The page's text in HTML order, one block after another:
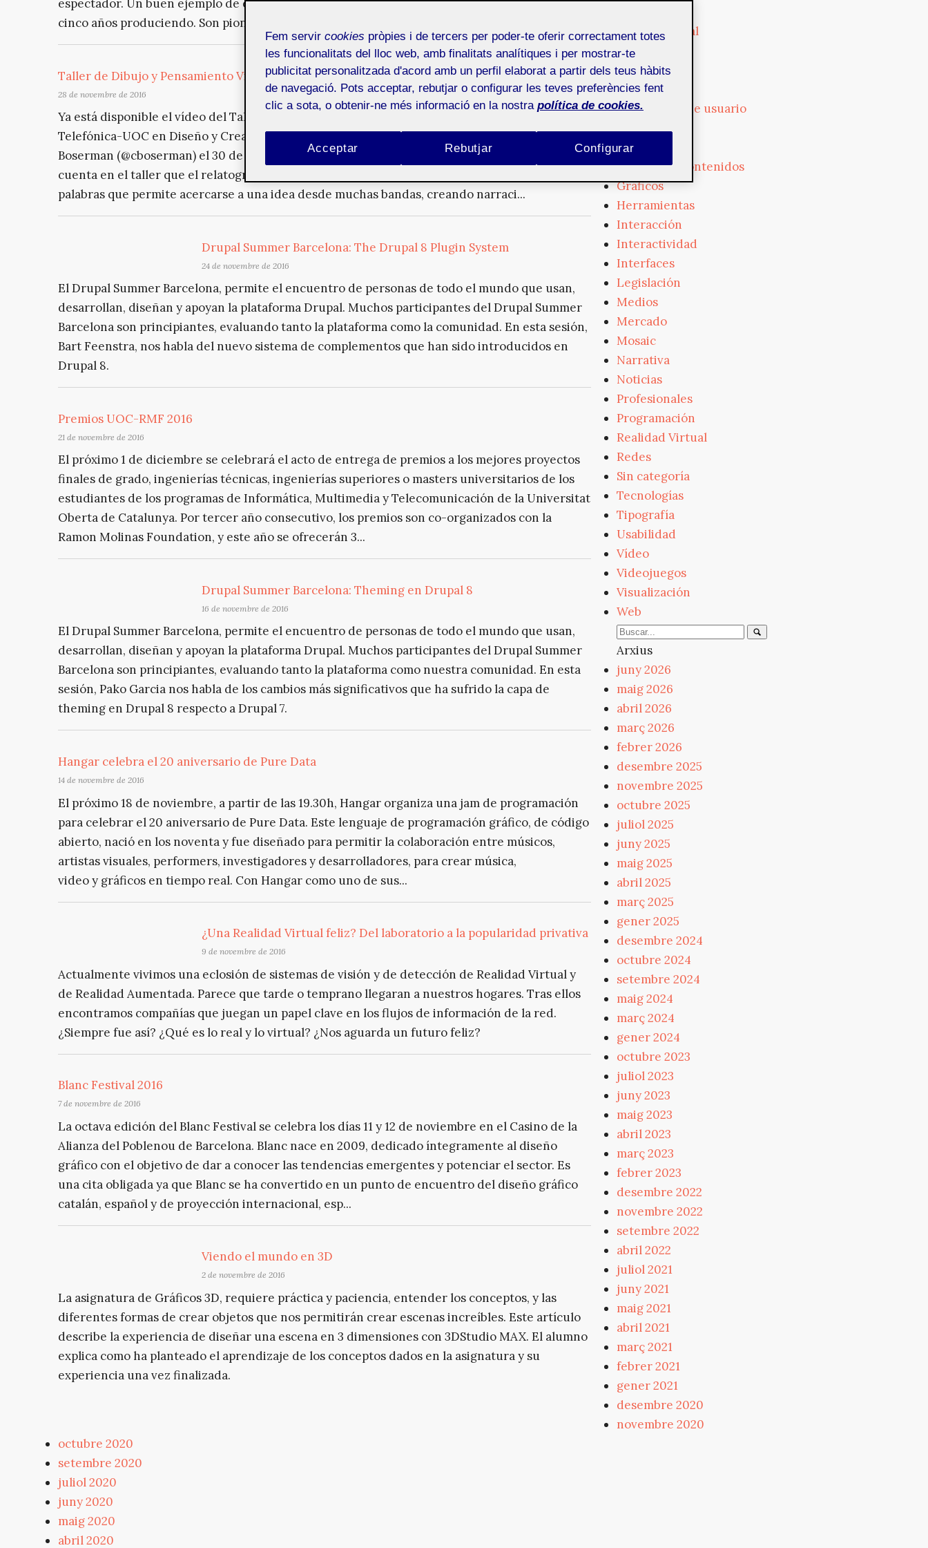
espectador. Un buen ejemplo de ello, son los espectáculos de mapping 3D que llevan más de
cinco años produciendo. Son pioneros en este campo y están constante...
Taller de Dibujo y Pensamiento Visual
28 de novembre de 2016
Ya está disponible el vídeo del Taller de dibujo y pensamiento visual que organizó la Cátedra
Telefónica-UOC en Diseño y Creación Multimedia y que impartió Carla
Boserman (@cboserman) el 30 de junio en el Museu del Disseny de Barcelona. Boserman nos
cuenta en el taller que el relatograma es un dispositivo metodológico formado por dibujos y
palabras que permite acercarse a una idea desde muchas bandas, creando narraci...
Drupal Summer Barcelona: The Drupal 8 Plugin System
24 de novembre de 2016
El Drupal Summer Barcelona, permite el encuentro de personas de todo el mundo que usan,
desarrollan, diseñan y apoyan la plataforma Drupal. Muchos participantes del Drupal Summer
Barcelona son principiantes, evaluando tanto la plataforma como la comunidad. En esta sesión,
Bart Feenstra, nos habla del nuevo sistema de complementos que han sido introducidos en
Drupal 8.
Premios UOC-RMF 2016
21 de novembre de 2016
El próximo 1 de diciembre se celebrará el acto de entrega de premios a los mejores proyectos
finales de grado, ingenierías técnicas, ingenierías superiores o masters universitarios de los
estudiantes de los programas de Informática, Multimedia y Telecomunicación de la Universitat
Oberta de Catalunya. Por tercer año consecutivo, los premios son co-organizados con la
Ramon Molinas Foundation, y este año se ofrecerán 3...
Drupal Summer Barcelona: Theming en Drupal 8
16 de novembre de 2016
El Drupal Summer Barcelona, permite el encuentro de personas de todo el mundo que usan,
desarrollan, diseñan y apoyan la plataforma Drupal. Muchos participantes del Drupal Summer
Barcelona son principiantes, evaluando tanto la plataforma como nuestra comunidad. En esta
sesión, Pako Garcia nos habla de los cambios más significativos que ha sufrido la capa de
theming en Drupal 8 respecto a Drupal 7.
Hangar celebra el 20 aniversario de Pure Data
14 de novembre de 2016
El próximo 18 de noviembre, a partir de las 19.30h, Hangar organiza una jam de programación
para celebrar el 20 aniversario de Pure Data. Este lenguaje de programación gráfico, de código
abierto, nació en los noventa y fue diseñado para permitir la colaboración entre músicos,
artistas visuales, performers, investigadores y desarrolladores, para crear música,
video y gráficos en tiempo real. Con Hangar como uno de sus...
¿Una Realidad Virtual feliz? Del laboratorio a la popularidad privativa
9 de novembre de 2016
Actualmente vivimos una eclosión de sistemas de visión y de detección de Realidad Virtual y
de Realidad Aumentada. Parece que tarde o temprano llegaran a nuestros hogares. Tras ellos
encontramos compañías que juegan un papel clave en los flujos de información de la red.
¿Siempre fue así? ¿Qué es lo real y lo virtual? ¿Nos aguarda un futuro feliz?
Blanc Festival 2016
7 de novembre de 2016
La octava edición del Blanc Festival se celebra los días 11 y 12 de noviembre en el Casino de la
Alianza del Poblenou de Barcelona. Blanc nace en 2009, dedicado íntegramente al diseño
gráfico con el objetivo de dar a conocer las tendencias emergentes y potenciar el sector. Es
una cita obligada ya que Blanc se ha convertido en un punto de encuentro del diseño gráfico
catalán, español y de proyección internacional, esp...
Viendo el mundo en 3D
2 de novembre de 2016
La asignatura de Gráficos 3D, requiere práctica y paciencia, entender los conceptos, y las
diferentes formas de crear objetos que nos permitirán crear escenas increíbles. Este artículo
describe la experiencia de diseñar una escena en 3 dimensiones con 3DStudio MAX. El alumno
explica como ha planteado el aprendizaje de los conceptos dados en la asignatura y su
experiencia una vez finalizada.
Cultura digital
Diseño
Dispositivos
Empresa
Experiencia de usuario
Formación
Fotografía
Gestión de contenidos
Gráficos
Herramientas
Interacción
Interactividad
Interfaces
Legislación
Medios
Mercado
Mosaic
Narrativa
Noticias
Profesionales
Programación
Realidad Virtual
Redes
Sin categoría
Tecnologías
Tipografía
Usabilidad
Vídeo
Videojuegos
Visualización
Web
Arxius
juny 2026
maig 2026
abril 2026
març 2026
febrer 2026
desembre 2025
novembre 2025
octubre 2025
juliol 2025
juny 2025
maig 2025
abril 2025
març 2025
gener 2025
desembre 2024
octubre 2024
setembre 2024
maig 2024
març 2024
gener 2024
octubre 2023
juliol 2023
juny 2023
maig 2023
abril 2023
març 2023
febrer 2023
desembre 2022
novembre 2022
setembre 2022
abril 2022
juliol 2021
juny 2021
maig 2021
abril 2021
març 2021
febrer 2021
gener 2021
desembre 2020
novembre 2020
octubre 2020
setembre 2020
juliol 2020
juny 2020
maig 2020
abril 2020
Fem servir cookies pròpies i de tercers per poder-te oferir correctament totes
les funcionalitats del lloc web, amb finalitats analítiques i per mostrar-te
publicitat personalitzada d'acord amb un perfil elaborat a partir dels teus hàbits
de navegació. Pots acceptar, rebutjar o configurar les teves preferències fent
clic a sota, o obtenir-ne més informació en la nostra política de cookies.
Rebutjar
Acceptar Configurar